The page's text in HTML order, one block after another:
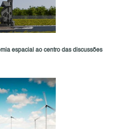
espacial ao centro das discussões